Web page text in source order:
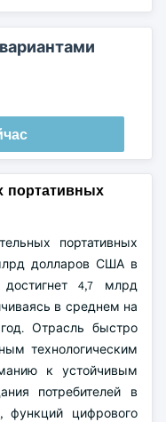
портативных
портативных
долларов США в
4,7 млрд
в среднем на
Отрасль быстро
технологическим
к устойчивым
потребителей в
функций цифрового